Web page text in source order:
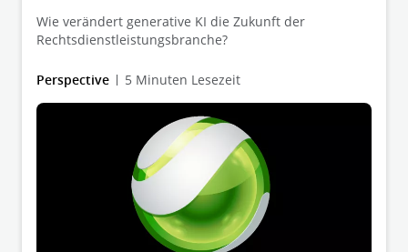
Wie verändert generative KI die Zukunft der
Rechtsdienstleistungsbranche?
Perspective 5 Minuten Lesezeit